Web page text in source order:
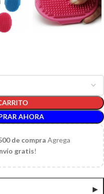
AHORA
de compra Agrega
gratis!
▶